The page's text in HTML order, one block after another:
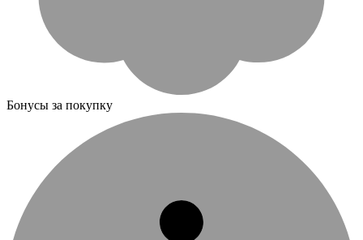
Бонусы за покупку